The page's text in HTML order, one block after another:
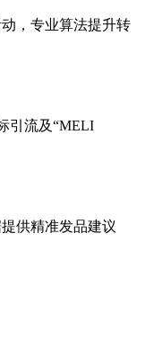
，专业算法提升转
引流及“MELI
供精准发品建议